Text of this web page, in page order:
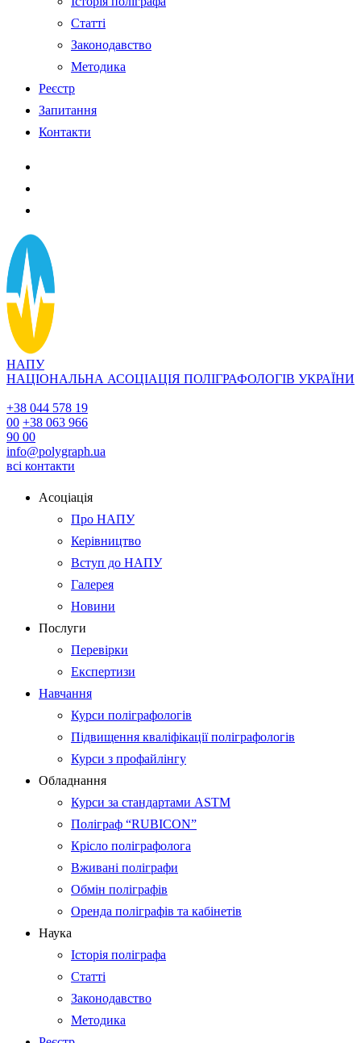
Статті
Законодавство
Методика
Реєстр
Запитання
Контакти
НАПУ
НАЦІОНАЛЬНА АСОЦІАЦІЯ ПОЛІГРАФОЛОГІВ УКРАЇНИ
+38 044 578 19
00 +38 063 966
90 00
info@polygraph.ua
всі контакти
Асоціація
Про НАПУ
Керівництво
Вступ до НАПУ
Галерея
Новини
Послуги
Перевірки
Експертизи
Навчання
Курси поліграфологів
Підвищення кваліфікації поліграфологів
Курси з профайлінгу
Обладнання
Курси за стандартами ASTM
Поліграф “RUBICON”
Крісло поліграфолога
Вживані поліграфи
Обмін поліграфів
Оренда поліграфів та кабінетів
Наука
Історія поліграфа
Статті
Законодавство
Методика